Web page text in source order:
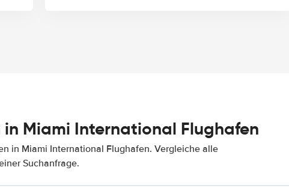
Miami International Flughafen
in Miami International Flughafen. Vergleiche alle
Suchanfrage.